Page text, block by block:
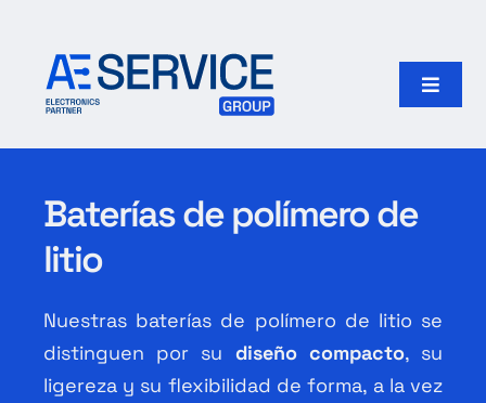
content
Toggle
Inicio
Productos
Search
for:
Baterías de polímero de
litio
Nuestras baterías de polímero de litio se
distinguen por su diseño compacto, su
ligereza y su flexibilidad de forma, a la vez